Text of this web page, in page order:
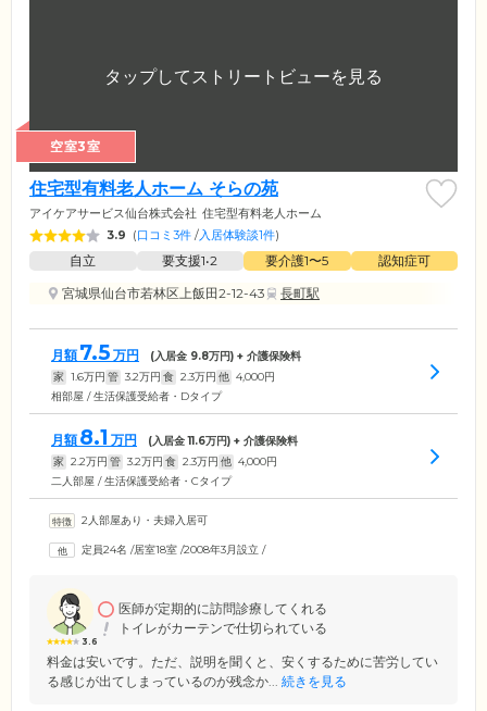
空室3室
住宅型有料老人ホーム そらの苑
アイケアサービス仙台株式会社 住宅型有料老人ホーム
3.9 (口コミ3件 /入居体験談1件)
自立 要支援1•2 要介護1〜5
認知症可
宮城県仙台市若林区上飯田2-12-43
長町駅
月額 7.5 万円 (入居金 9.8万円) + 介護保険料
家 1.6万円 管 3.2万円 食 2.3万円 他 4,000円
相部屋 / 生活保護受給者・Dタイプ
月額 8.1 万円 (入居金11.6万円) + 介護保険料
家 2.2万円 管 3.2万円 食 2.3万円 他 4,000円
二人部屋 / 生活保護受給者・Cタイプ
2人部屋あり・夫婦入居可
定員24名 /居室18室 /2008年3月設立 /
3.6
医師が定期的に訪問診療してくれる
トイレがカーテンで仕切られている
料金は安いです。ただ、説明を聞くと、安くするために苦労してい
る感じが出てしまっているのが残念か... 続きを見る